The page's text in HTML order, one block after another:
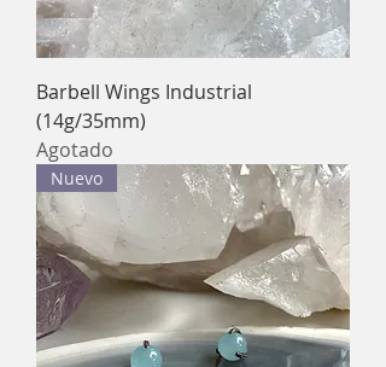
Barbell Wings Industrial
(14g/35mm)
Agotado
Nuevo